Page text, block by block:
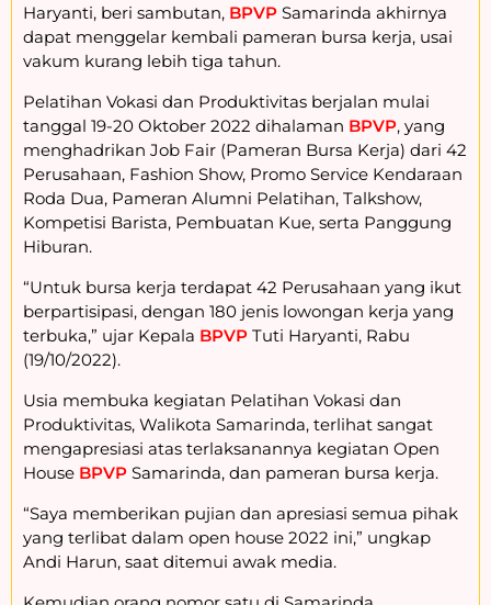
Haryanti, beri sambutan, BPVP Samarinda akhirnya
dapat menggelar kembali pameran bursa kerja, usai
vakum kurang lebih tiga tahun.
Pelatihan Vokasi dan Produktivitas berjalan mulai
tanggal 19-20 Oktober 2022 dihalaman BPVP, yang
menghadrikan Job Fair (Pameran Bursa Kerja) dari 42
Perusahaan, Fashion Show, Promo Service Kendaraan
Roda Dua, Pameran Alumni Pelatihan, Talkshow,
Kompetisi Barista, Pembuatan Kue, serta Panggung
Hiburan.
“Untuk bursa kerja terdapat 42 Perusahaan yang ikut
berpartisipasi, dengan 180 jenis lowongan kerja yang
terbuka,” ujar Kepala BPVP Tuti Haryanti, Rabu
(19/10/2022).
Usia membuka kegiatan Pelatihan Vokasi dan
Produktivitas, Walikota Samarinda, terlihat sangat
mengapresiasi atas terlaksanannya kegiatan Open
House BPVP Samarinda, dan pameran bursa kerja.
“Saya memberikan pujian dan apresiasi semua pihak
yang terlibat dalam open house 2022 ini,” ungkap
Andi Harun, saat ditemui awak media.